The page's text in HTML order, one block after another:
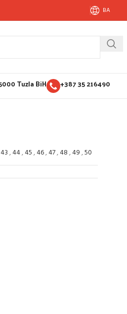
BA
Tuzla BiH +387 35 216490
43,44,45,46,47,48,49,50